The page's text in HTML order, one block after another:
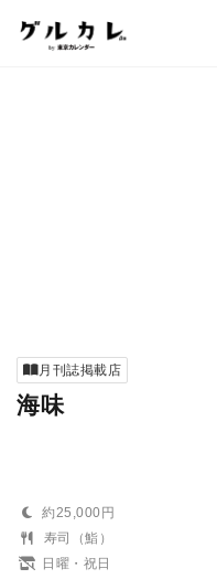
月刊誌掲載店
海味
約25,000円
寿司（鮨）
日曜・祝日